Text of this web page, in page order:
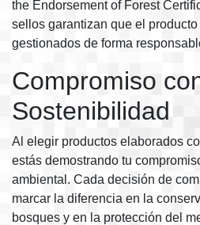
the Endorsement of Forest
sellos garantizan que el
gestionados de forma
Compromiso
Sostenibilidad
Al elegir productos elaborados
estás demostrando tu
ambiental. Cada decisión de
marcar la diferencia en la
bosques y en la protección del